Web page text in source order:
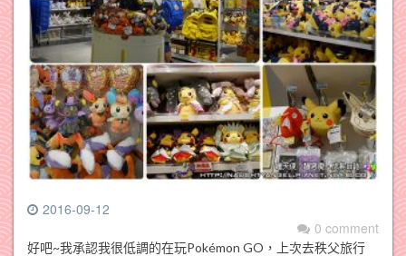
2016-09-12
0 comment
好吧~我承認我很低調的在玩Pokémon GO，上次去秩父旅行